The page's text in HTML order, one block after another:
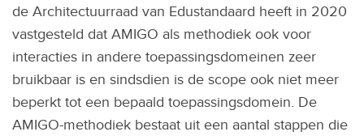
de Architectuurraad van Edustandaard heeft in 2020
vastgesteld dat AMIGO als methodiek ook voor
interacties in andere toepassingsdomeinen zeer
bruikbaar is en sindsdien is de scope ook niet meer
beperkt tot een bepaald toepassingsdomein. De
AMIGO-methodiek bestaat uit een aantal stappen die